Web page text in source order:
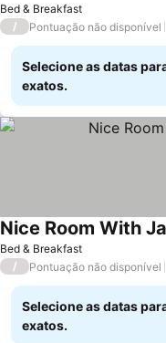
Bed & Breakfast
Ver preços
/ Pontuação não disponível
Selecione as datas
exatos.
Bed & Breakfast
Nice Room With
/ Pontuação não disponível
Selecione as datas
exatos.